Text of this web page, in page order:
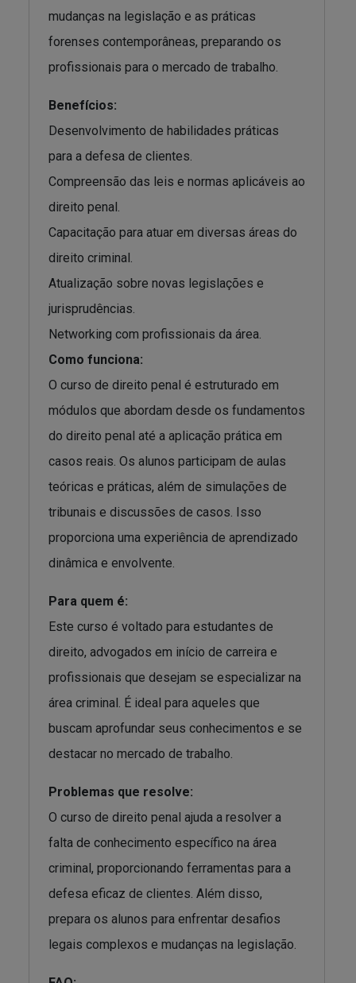
mudanças na legislação e as práticas
forenses contemporâneas, preparando os
profissionais para o mercado de trabalho.
Benefícios:
Desenvolvimento de habilidades práticas
para a defesa de clientes.
Compreensão das leis e normas aplicáveis ao
direito penal.
Capacitação para atuar em diversas áreas do
direito criminal.
Atualização sobre novas legislações e
jurisprudências.
Networking com profissionais da área.
Como funciona:
O curso de direito penal é estruturado em
módulos que abordam desde os fundamentos
do direito penal até a aplicação prática em
casos reais. Os alunos participam de aulas
teóricas e práticas, além de simulações de
tribunais e discussões de casos. Isso
proporciona uma experiência de aprendizado
dinâmica e envolvente.
Para quem é:
Este curso é voltado para estudantes de
direito, advogados em início de carreira e
profissionais que desejam se especializar na
área criminal. É ideal para aqueles que
buscam aprofundar seus conhecimentos e se
destacar no mercado de trabalho.
Problemas que resolve:
O curso de direito penal ajuda a resolver a
falta de conhecimento específico na área
criminal, proporcionando ferramentas para a
defesa eficaz de clientes. Além disso,
prepara os alunos para enfrentar desafios
legais complexos e mudanças na legislação.